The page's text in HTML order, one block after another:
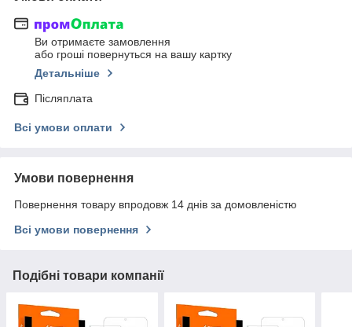
Ви отримаєте замовлення
або гроші повернуться на вашу картку
Детальніше
Післяплата
Всі умови оплати
Умови повернення
Повернення товару впродовж 14 днів за домовленістю
Всі умови повернення
Подібні товари компанії